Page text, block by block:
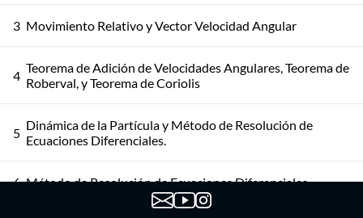
3 Movimiento Relativo y Vector Velocidad Angular
4 Teorema de Adición de Velocidades Angulares, Teorema de
Roberval, y Teorema de Coriolis
5 Dinámica de la Partícula y Método de Resolución de
Ecuaciones Diferenciales.
6 Método de Resolución de Ecuaciones Diferenciales